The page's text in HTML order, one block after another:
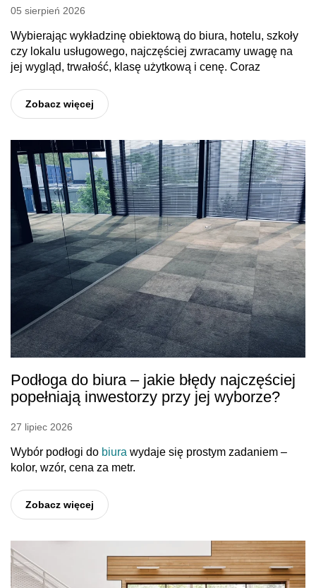
05 sierpień 2026
Wybierając wykładzinę obiektową do biura, hotelu, szkoły
czy lokalu usługowego, najczęściej zwracamy uwagę na
jej wygląd, trwałość, klasę użytkową i cenę. Coraz
Zobacz więcej
Podłoga do biura – jakie błędy najczęściej
popełniają inwestorzy przy jej wyborze?
27 lipiec 2026
Wybór podłogi do biura wydaje się prostym zadaniem –
kolor, wzór, cena za metr.
Zobacz więcej